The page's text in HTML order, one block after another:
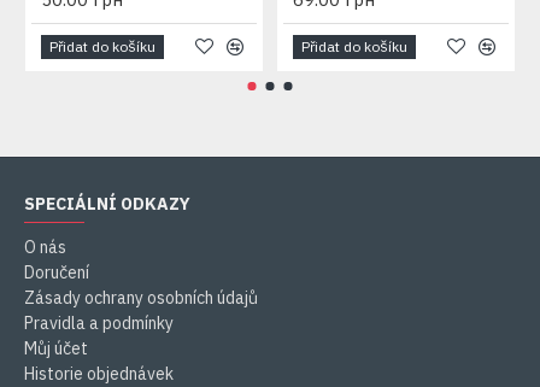
Přidat do košíku Přidat do košíku
SPECIÁLNÍ ODKAZY
O nás
Doručení
Zásady ochrany osobních údajů
Pravidla a podmínky
Můj účet
Historie objednávek